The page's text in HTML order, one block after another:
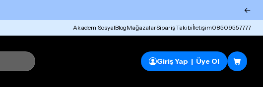
←
AkademiSosyalBlogMağazalarSipariş Takibiİletişim08509557777
Giriş Yap | Üye Ol